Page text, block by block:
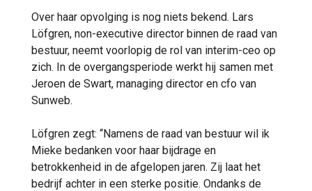
Over haar opvolging is nog niets bekend. Lars
Löfgren, non-executive director binnen de raad van
bestuur, neemt voorlopig de rol van interim-ceo op
zich. In de overgangsperiode werkt hij samen met
Jeroen de Swart, managing director en cfo van
Sunweb.
Löfgren zegt: “Namens de raad van bestuur wil ik
Mieke bedanken voor haar bijdrage en
betrokkenheid in de afgelopen jaren. Zij laat het
bedrijf achter in een sterke positie. Ondanks de